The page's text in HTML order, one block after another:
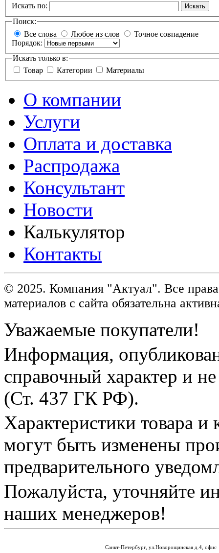
Искать по: Искать
Поиск:
Все слова
Любое из слов
Точное совпадение
Порядок:
Искать только в:
Товар
Категории Материалы
О компании
Услуги
Оплата и доставка
Распродажа
Консультант
Новости
Калькулятор
Контакты
© 2025. Компания "Актуал". Все
материалов с сайта обязательна
Уважаемые покупатели!
Информация,
справочный характер и
(Ст. 437 ГК РФ).
Характеристики товара и
могут быть изменены
предварительного
Пожалуйста, уточняйте
наших менеджеров!
Санкт-Петербург, ул.Новорощинская д.4, офис